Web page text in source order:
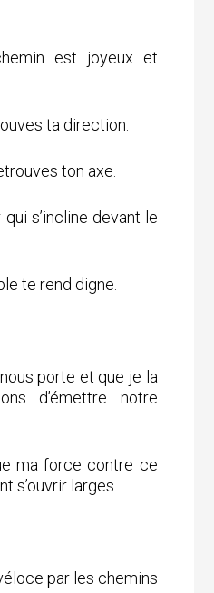
est joyeux et
ta direction.
ton axe.
s’incline devant le
te rend digne.
porte et que je la
d’émettre notre
ma force contre ce
s’ouvrir larges.
par les chemins